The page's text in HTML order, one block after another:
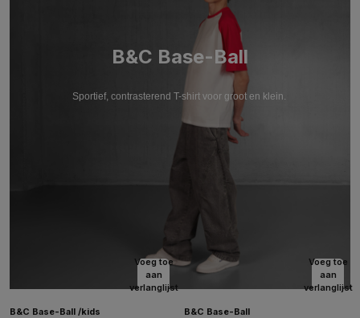
B&C Base-Ball
Sportief, contrasterend T-shirt voor groot en klein.
Voeg toe
aan
verlanglijst
B&C Base-Ball /kids
Voeg toe
aan
verlanglijst
B&C Base-Ball